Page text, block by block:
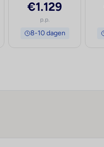
€1.129
p.p.
8-10 dagen